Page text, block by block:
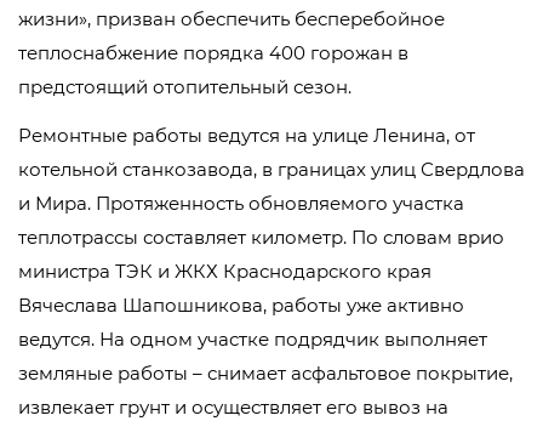
жизни», призван обеспечить бесперебойное
теплоснабжение порядка 400 горожан в
предстоящий отопительный сезон.
Ремонтные работы ведутся на улице Ленина, от
котельной станкозавода, в границах улиц Свердлова
и Мира. Протяженность обновляемого участка
теплотрассы составляет километр. По словам врио
министра ТЭК и ЖКХ Краснодарского края
Вячеслава Шапошникова, работы уже активно
ведутся. На одном участке подрядчик выполняет
земляные работы – снимает асфальтовое покрытие,
извлекает грунт и осуществляет его вывоз на